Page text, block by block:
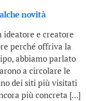
novità
ideatore e creatore
perché offriva la
abbiamo parlato
a circolare le
dei siti più visitati
più concreta […]